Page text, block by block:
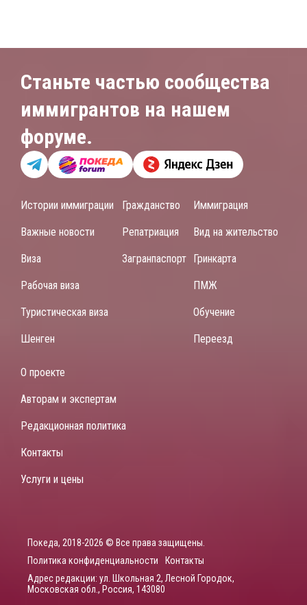
Станьте частью сообщества
иммигрантов на нашем
форуме.
Истории иммиграции
Важные новости
Виза
Рабочая виза
Туристическая виза
Шенген
Гражданство
Репатриация
Загранпаспорт
Иммиграция
Вид на жительство
Гринкарта
ПМЖ
Обучение
Переезд
О проекте
Авторам и экспертам
Редакционная политика
Контакты
Услуги и цены
Покеда, 2018-2026 © Все права защищены.
Политика конфиденциальности
Контакты
Адрес редакции: ул. Школьная 2, Лесной Городок,
Московская обл., Россия, 143080